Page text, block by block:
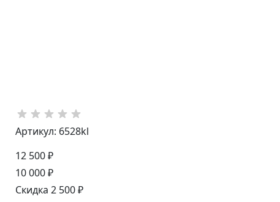
Артикул: 6528kl
12 500 ₽
10 000 ₽
Скидка 2 500 ₽